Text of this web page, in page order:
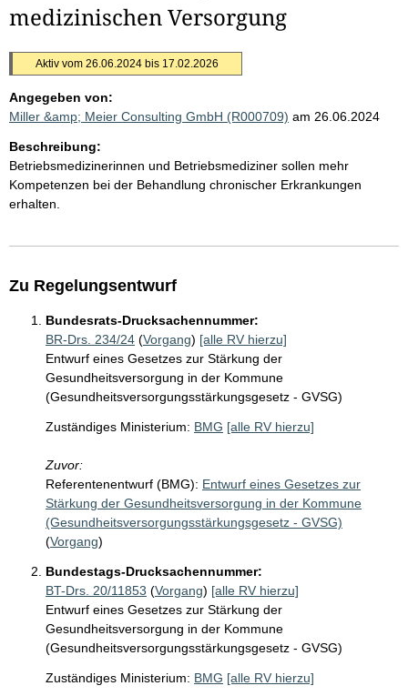
medizinischen Versorgung
Aktiv vom 26.06.2024 bis 17.02.2026
Angegeben von:
Miller &amp; Meier Consulting GmbH (R000709) am 26.06.2024
Beschreibung:
Betriebsmedizinerinnen und Betriebsmediziner sollen mehr
Kompetenzen bei der Behandlung chronischer Erkrankungen
erhalten.
Zu Regelungsentwurf
Bundesrats-Drucksachennummer:
BR-Drs. 234/24 (Vorgang) [alle RV hierzu]
Entwurf eines Gesetzes zur Stärkung der
Gesundheitsversorgung in der Kommune
(Gesundheitsversorgungsstärkungsgesetz - GVSG)
Zuständiges Ministerium: BMG [alle RV hierzu]
Zuvor:
Referentenentwurf (BMG): Entwurf eines Gesetzes zur
Stärkung der Gesundheitsversorgung in der Kommune
(Gesundheitsversorgungsstärkungsgesetz - GVSG)
(Vorgang)
Bundestags-Drucksachennummer:
BT-Drs. 20/11853 (Vorgang) [alle RV hierzu]
Entwurf eines Gesetzes zur Stärkung der
Gesundheitsversorgung in der Kommune
(Gesundheitsversorgungsstärkungsgesetz - GVSG)
Zuständiges Ministerium: BMG [alle RV hierzu]